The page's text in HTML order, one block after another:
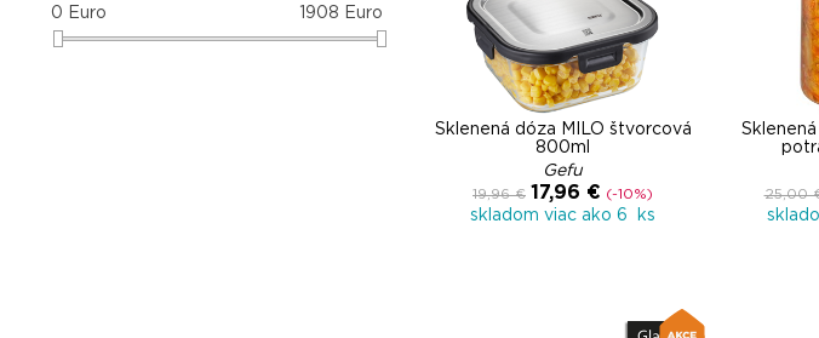
0 Euro 1908 Euro
Sklenená dóza MILO štvorcová
800ml
Gefu
19,96 € 17,96 € (-10%)
skladom viac ako 6 ks
25,00